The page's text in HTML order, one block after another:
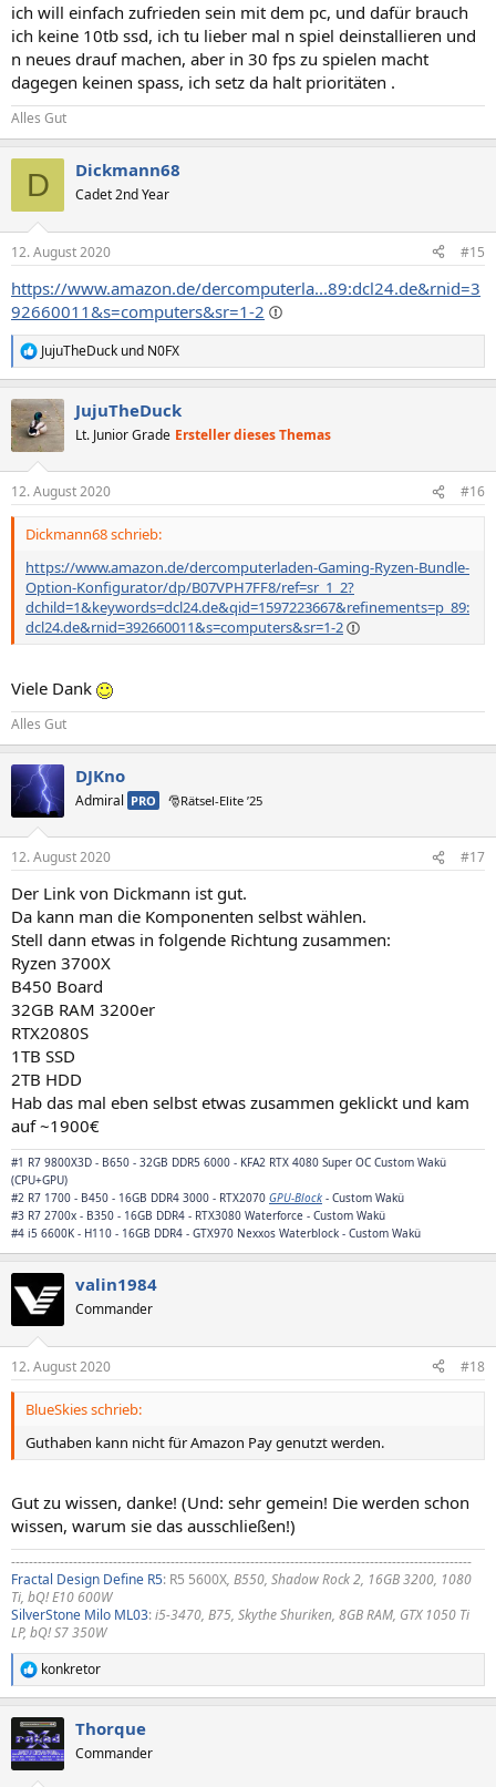
ich will einfach zufrieden sein mit dem pc, und dafür brauch
ich keine 10tb ssd, ich tu lieber mal n spiel deinstallieren und
n neues drauf machen, aber in 30 fps zu spielen macht
dagegen keinen spass, ich setz da halt prioritäten .
Alles Gut
D Dickmann68
Cadet 2nd Year
12. August 2020 #15
https://www.amazon.de/dercomputerla...89:dcl24.de&rnid=3
92660011&s=computers&sr=1-2
R
e
k
t
e
n
JujuTheDuck und N0FX
JujuTheDuck
Lt. Junior Grade Ersteller dieses Themas
12. August 2020 #16
Dickmann68 schrieb:
https://www.amazon.de/dercomputerladen-Gaming-Ryzen-Bundle-
Option-Konfigurator/dp/B07VPH7FF8/ref=sr_1_2?
dchild=1&keywords=dcl24.de&qid=1597223667&refinements=p_89:
dcl24.de&rnid=392660011&s=computers&sr=1-2
Viele Dank
Alles Gut
DJKno
Admiral PRO 🎅Rätsel-Elite ’25
12. August 2020 #17
Der Link von Dickmann ist gut.
Da kann man die Komponenten selbst wählen.
Stell dann etwas in folgende Richtung zusammen:
Ryzen 3700X
B450 Board
32GB RAM 3200er
RTX2080S
1TB SSD
2TB HDD
Hab das mal eben selbst etwas zusammen geklickt und kam
auf ~1900€
#1 R7 9800X3D - B650 - 32GB DDR5 6000 - KFA2 RTX 4080 Super OC Custom Wakü
(CPU+GPU)
#2 R7 1700 - B450 - 16GB DDR4 3000 - RTX2070 GPU-Block - Custom Wakü
#3 R7 2700x - B350 - 16GB DDR4 - RTX3080 Waterforce - Custom Wakü
#4 i5 6600K - H110 - 16GB DDR4 - GTX970 Nexxos Waterblock - Custom Wakü
valin1984
Commander
12. August 2020 #18
BlueSkies schrieb:
Guthaben kann nicht für Amazon Pay genutzt werden.
Gut zu wissen, danke! (Und: sehr gemein! Die werden schon
wissen, warum sie das ausschließen!)
--------------------------------------------------------------------------------------------------------
Fractal Design Define R5: R5 5600X, B550, Shadow Rock 2, 16GB 3200, 1080
Ti, bQ! E10 600W
SilverStone Milo ML03:i5-3470, B75, Skythe Shuriken, 8GB RAM, GTX 1050 Ti
LP, bQ! S7 350W
R
e
k
t
i
konkretor
Thorque
Commander